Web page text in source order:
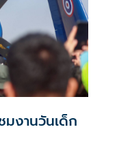
มงานวันเด็ก